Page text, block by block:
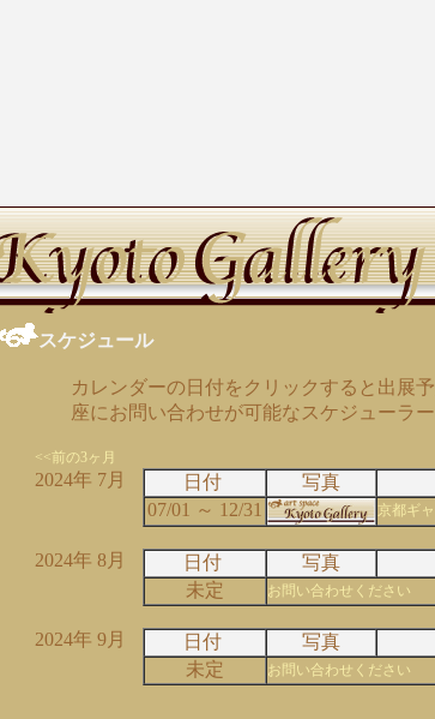
スケジュール
カレンダーの日付をクリックすると出展
座にお問い合わせが可能なスケジューラ
<<前の3ヶ月
2024年 7月 日付 写真
07/01 ～ 12/31
京都ギ
2024年 8月 日付 写真
未定
お問い合わせください
2024年 9月 日付 写真
未定
お問い合わせください